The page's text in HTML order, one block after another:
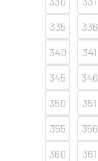
335
336
340
341
345
346
350
351
355
356
360
361